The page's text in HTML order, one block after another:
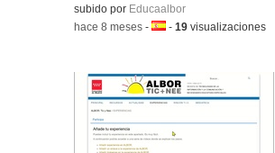
Contenido educativo.
subido por Educaalbor
-hace 8 meses -Idioma:
-19 visualizaciones